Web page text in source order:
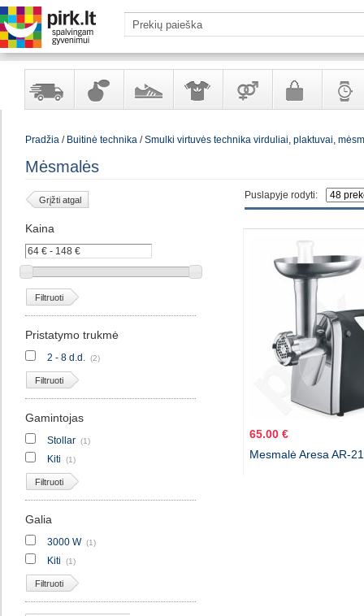
Yra
Kvepalai
kosmetika
Avalynė AprangaPrekės
Galanterija
Pradžia/ Buitinė technika/Smulki virtuvės technika virduliai, plaktuvai,
Mėsmalės
Puslapyje rodyti:
Grįžti atgal
Kaina
Filtruoti
Pristatymo trukmė
2 - 8 d.d. (2)
Filtruoti
Gamintojas
Stollar (1)
Kiti (1)
Filtruoti
Galia
3000 W (1)
Kiti (1)
Filtruoti
65.00 €
Mesmalė Aresa AR-